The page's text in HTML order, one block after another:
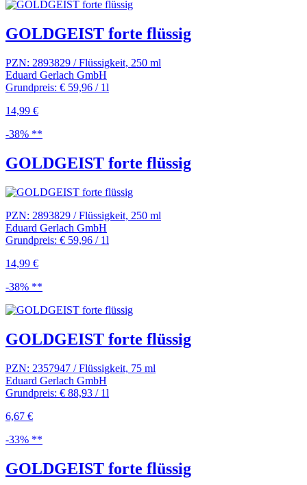
GOLDGEIST forte flüssig
PZN: 2893829 / Flüssigkeit, 250 ml
Eduard Gerlach GmbH
Grundpreis: € 59,96 / 1l
14,99 €
-38% **
GOLDGEIST forte flüssig
PZN: 2893829 / Flüssigkeit, 250 ml
Eduard Gerlach GmbH
Grundpreis: € 59,96 / 1l
14,99 €
-38% **
GOLDGEIST forte flüssig
PZN: 2357947 / Flüssigkeit, 75 ml
Eduard Gerlach GmbH
Grundpreis: € 88,93 / 1l
6,67 €
-33% **
GOLDGEIST forte flüssig